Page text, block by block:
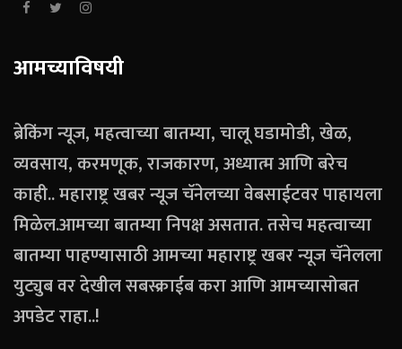
आमच्याविषयी
ब्रेकिंग न्यूज, महत्वाच्या बातम्या, चालू घडामोडी, खेळ,
व्यवसाय, करमणूक, राजकारण, अध्यात्म आणि बरेच
काही.. महाराष्ट्र खबर न्यूज चॅनेलच्या वेबसाईटवर पाहायला
मिळेल.आमच्या बातम्या निपक्ष असतात. तसेच महत्वाच्या
बातम्या पाहण्यासाठी आमच्या महाराष्ट्र खबर न्यूज चॅनेलला
युट्युब वर देखील सबस्क्राईब करा आणि आमच्यासोबत
अपडेट राहा..!